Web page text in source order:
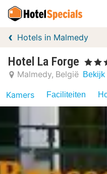
Hotels in Malmedy
Hotel La Forge , 3
Malmedy België Bekijk
Kamers Faciliteiten